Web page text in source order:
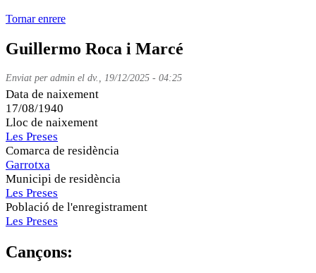
Tornar enrere
Guillermo Roca i Marcé
Enviat per admin el dv., 19/12/2025 - 04:25
Data de naixement
17/08/1940
Lloc de naixement
Les Preses
Comarca de residència
Garrotxa
Municipi de residència
Les Preses
Població de l'enregistrament
Les Preses
Cançons: